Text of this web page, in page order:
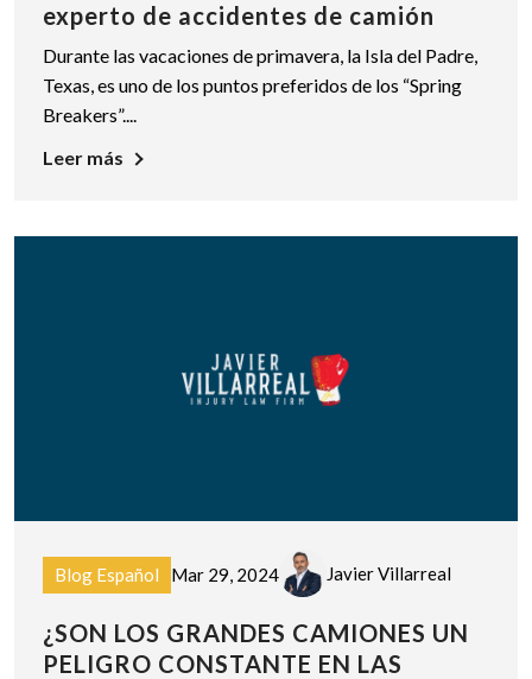
experto de accidentes de camión
Durante las vacaciones de primavera, la Isla del Padre,
Texas, es uno de los puntos preferidos de los “Spring
Breakers”....
Leer más
Blog Español Mar 29, 2024 Javier Villarreal
¿SON LOS GRANDES CAMIONES UN
PELIGRO CONSTANTE EN LAS